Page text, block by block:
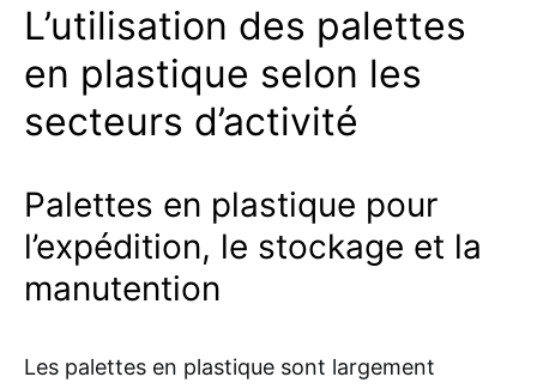
L’utilisation des palettes
en plastique selon les
secteurs d’activité
Palettes en plastique pour
l’expédition, le stockage et la
manutention
Les palettes en plastique sont largement